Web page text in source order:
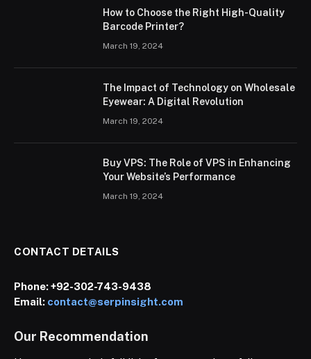
How to Choose the Right High-Quality
Barcode Printer?
March 19, 2024
The Impact of Technology on Wholesale
Eyewear: A Digital Revolution
March 19, 2024
Buy VPS: The Role of VPS in Enhancing
Your Website’s Performance
March 19, 2024
CONTACT DETAILS
Phone:+92-302-743-9438
Email: contact@serpinsight.com
Our Recommendation